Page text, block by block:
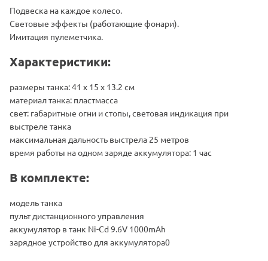
Подвеска на каждое колесо.
Световые эффекты (работающие фонари).
Имитация пулеметчика.
Характеристики:
размеры танка: 41 х 15 х 13.2 см
материал танка: пластмасса
свет: габаритные огни и стопы, световая индикация при
выстреле танка
максимальная дальность выстрела 25 метров
время работы на одном заряде аккумулятора: 1 час
В комплекте:
модель танка
пульт дистанционного управления
аккумулятор в танк Ni-Cd 9.6V 1000mAh
зарядное устройство для аккумулятора0